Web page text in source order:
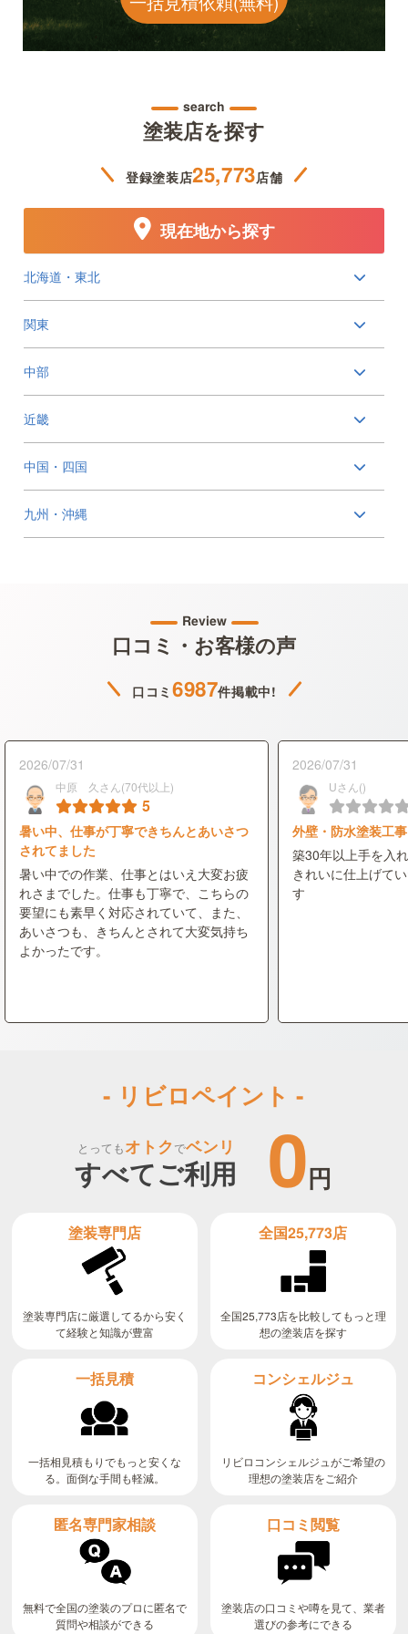
search
塗装店を探す
登録塗装店25,773店舗
北海道・東北
関東
中部
近畿
中国・四国
九州・沖縄
現在地から探す
Review
口コミ・お客様の声
口コミ6987件掲載中!
2026/07/31
中原 久さん(70代以上)
5
暑い中、仕事が丁寧できちんとあいさつ
されてました
暑い中での作業、仕事とはいえ大変お疲
れさまでした。仕事も丁寧で、こちらの
要望にも素早く対応されていて、また、
あいさつも、きちんとされて大変気持ち
よかったです。
2026/07/31
Uさん()
外壁・防水塗装工事
築30年以上手を入
きれいに仕上げて
す
- リビロペイント -
とってもオトクでベンリ
すべてご利用 0円
塗装専門店
塗装専門店に厳選してるから安く
て経験と知識が豊富
全国25,773店
全国25,773店を比較してもっと理
想の塗装店を探す
一括見積
一括相見積もりでもっと安くな
る。面倒な手間も軽減。
コンシェルジュ
リビロコンシェルジュがご希望の
理想の塗装店をご紹介
匿名専門家相談
無料で全国の塗装のプロに匿名で
質問や相談ができる
口コミ閲覧
塗装店の口コミや噂を見て、業者
選びの参考にできる